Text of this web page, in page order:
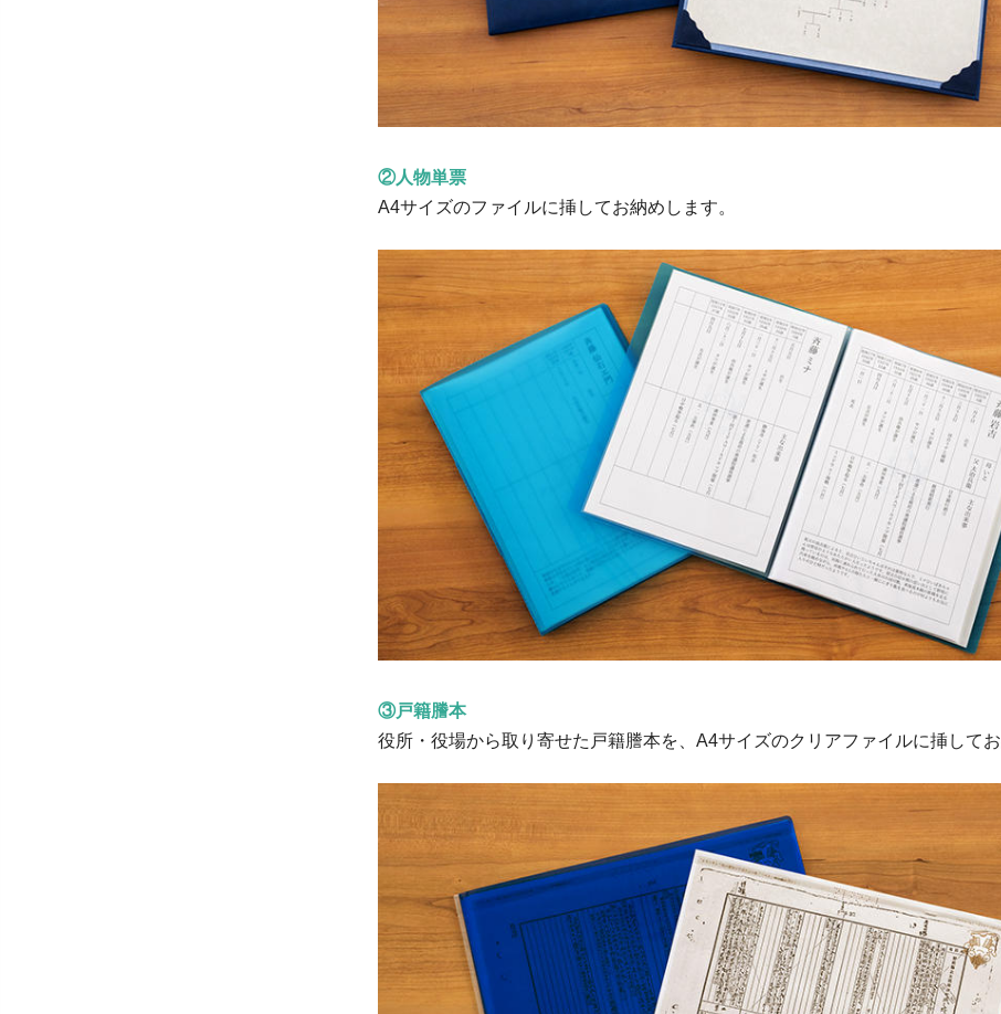
②人物単票
A4サイズのファイルに挿してお納めします。
③戸籍謄本
役所・役場から取り寄せた戸籍謄本を、A4サイズのクリアファイルに挿してお